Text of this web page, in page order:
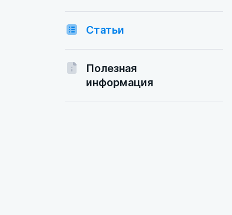
Статьи
Полезная
информация